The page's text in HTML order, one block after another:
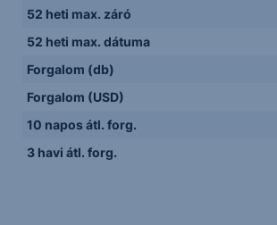
52 heti max. záró
52 heti max. dátuma
Forgalom (db)
Forgalom (USD)
10 napos átl. forg.
3 havi átl. forg.